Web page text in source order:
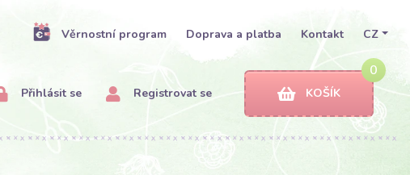
Věrnostní program Doprava a platba Kontakt CZ
Přihlásit se Registrovat se
0
KOŠÍK